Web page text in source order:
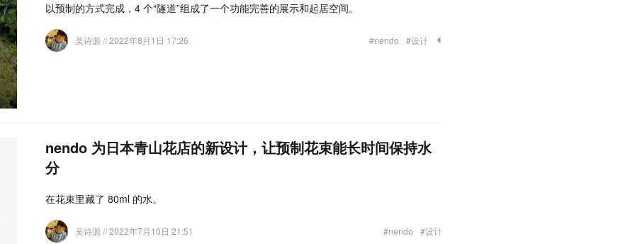
以预制的方式完成，4 个“隧道”组成了一个功能完善的展示和起居空间。
吴诗源 // 2022年8月1日 17:26 #nendo #设计
nendo 为日本青山花店的新设计，让预制花束能长时间保持水
分
在花束里藏了 80ml 的水。
吴诗源 // 2022年7月10日 21:51 #nendo #设计